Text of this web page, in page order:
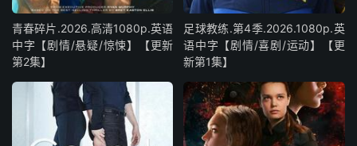
青春碎片.2026.高清1080p.英语
中字【剧情/悬疑/惊悚】【更新
第2集】
足球教练.第4季.2026.1080p.英
语中字【剧情/喜剧/运动】【更
新第1集】